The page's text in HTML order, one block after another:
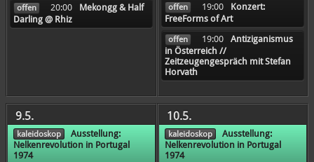
offen 20:00
Mekongg & Half
Darling @ Rhiz
offen 19:00
Konzert:
FreeForms of Art
offen 19:00
Antiziganismus
in Österreich //
Zeitzeugengespräch mit Stefan
Horvath
9.5.
kaleidoskop
Ausstellung:
Nelkenrevolution in Portugal
1974
10.5.
kaleidoskop
Ausstellung:
Nelkenrevolution in Portugal
1974